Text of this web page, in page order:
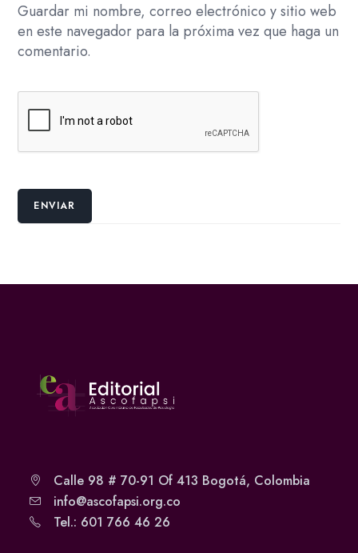
Guardar mi nombre, correo electrónico y sitio web
en este navegador para la próxima vez que haga un
comentario.
Calle 98 # 70-91 Of 413 Bogotá, Colombia
info@ascofapsi.org.co
Tel.: 601 766 46 26